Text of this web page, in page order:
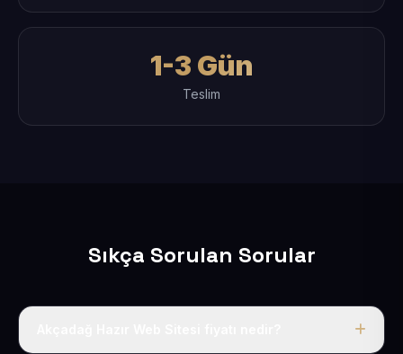
1-3 Gün
Teslim
Sıkça Sorulan Sorular